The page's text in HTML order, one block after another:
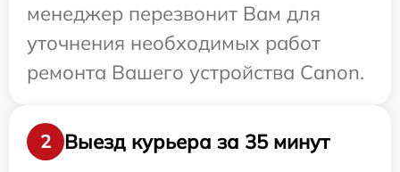
менеджер перезвонит Вам для
уточнения необходимых работ
ремонта Вашего устройства Canon.
2
Выезд курьера за 35 минут